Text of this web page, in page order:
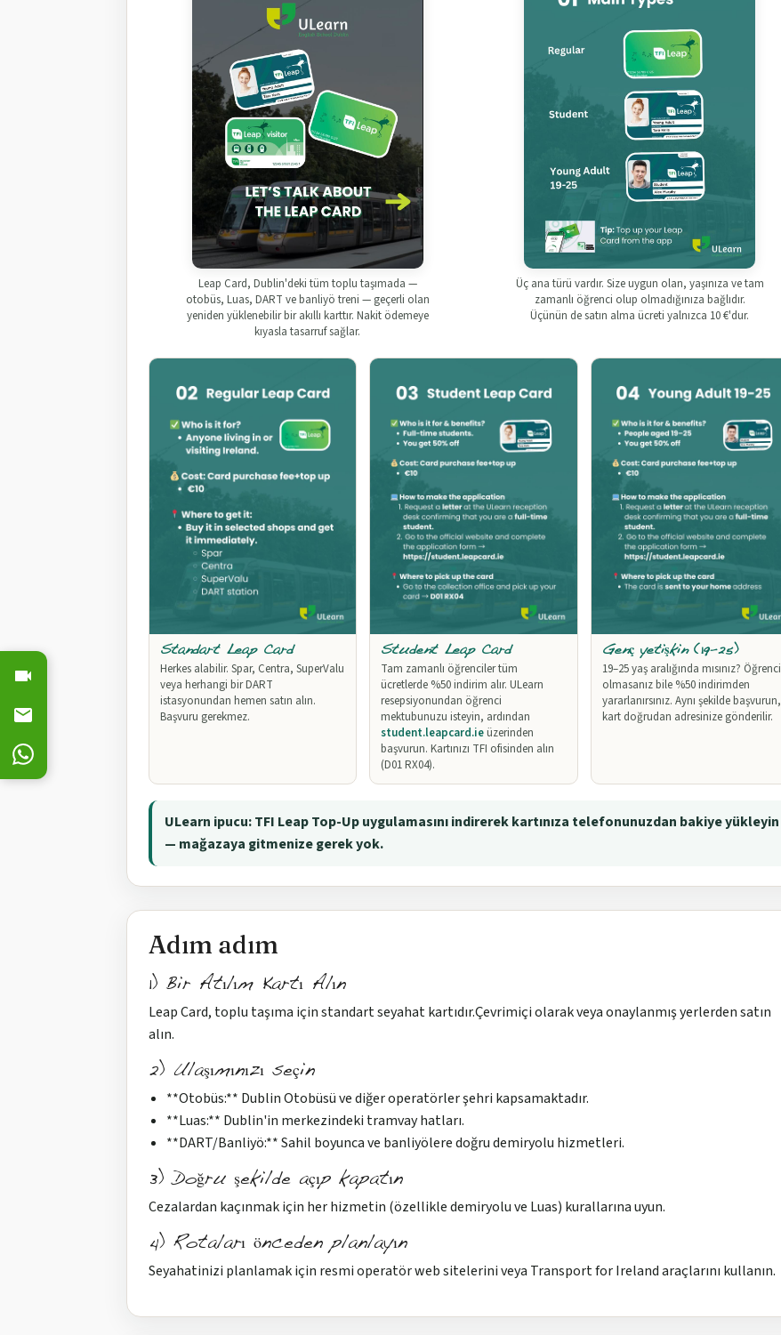
Leap Card, Dublin'deki tüm toplu taşımada —
otobüs, Luas, DART ve banliyö treni — geçerli olan
yeniden yüklenebilir bir akıllı karttır. Nakit ödemeye
kıyasla tasarruf sağlar.
Üç ana türü vardır. Size uygun olan, yaşınıza ve tam
zamanlı öğrenci olup olmadığınıza bağlıdır.
Üçünün de satın alma ücreti yalnızca 10 €'dur.
Standart Leap Card
Herkes alabilir. Spar, Centra, SuperValu
veya herhangi bir DART
istasyonundan hemen satın alın.
Başvuru gerekmez.
Student Leap Card
Tam zamanlı öğrenciler tüm
ücretlerde %50 indirim alır. ULearn
resepsiyonundan öğrenci
mektubunuzu isteyin, ardından
student.leapcard.ieüzerinden
başvurun. Kartınızı TFI ofisinden alın
(D01 RX04).
Genç yetişkin (19–25)
19–25 yaş aralığında mısınız? Öğrenci
olmasanız bile %50 indirimden
yararlanırsınız. Aynı şekilde başvurun,
kart doğrudan adresinize gönderilir.
ULearn ipucu: TFI Leap Top-Up uygulamasını indirerek kartınıza telefonunuzdan bakiye yükleyin
— mağazaya gitmenize gerek yok.
Adım adım
1) Bir Atılım Kartı Alın
Leap Card, toplu taşıma için standart seyahat kartıdır.Çevrimiçi olarak veya onaylanmış yerlerden satın
alın.
2) Ulaşımınızı seçin
**Otobüs:** Dublin Otobüsü ve diğer operatörler şehri kapsamaktadır.
**Luas:** Dublin'in merkezindeki tramvay hatları.
**DART/Banliyö:** Sahil boyunca ve banliyölere doğru demiryolu hizmetleri.
3) Doğru şekilde açıp kapatın
Cezalardan kaçınmak için her hizmetin (özellikle demiryolu ve Luas) kurallarına uyun.
4) Rotaları önceden planlayın
Seyahatinizi planlamak için resmi operatör web sitelerini veya Transport for Ireland araçlarını kullanın.